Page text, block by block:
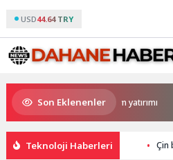
USD44.64 TRY
Son Eklenenler
Darıca’ya modern ulaşım yatırımı
Teknoloji Haberleri Çin